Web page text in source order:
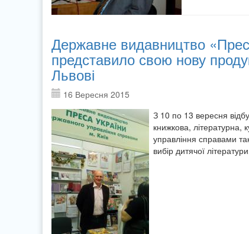
Державне видавництво
представило свою нову
Львові
16 Вересня 2015
З 10 по 13 вересня
книжкова, літературна,
управління справами
вибір дитячої